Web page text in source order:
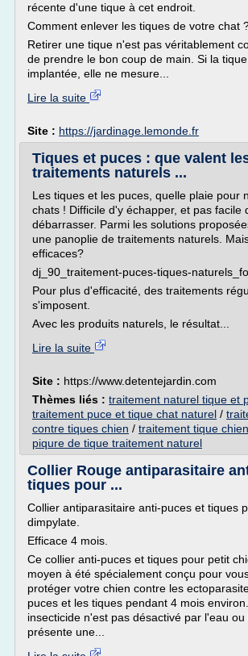
récente d'une tique à cet endroit.
Comment enlever les tiques de votre chat
Retirer une tique n'est pas véritablement
de prendre le bon coup de main. Si la
implantée, elle ne mesure...
Lire la suite
Site : https://jardinage.lemonde.fr
Tiques et puces : que valent
traitements naturels ...
Les tiques et les puces, quelle plaie pour
chats ! Difficile d'y échapper, et pas facile
débarrasser. Parmi les solutions
une panoplie de traitements naturels.
efficaces?
dj_90_traitement-puces-tiques-
Pour plus d'efficacité, des traitements
s'imposent.
Avec les produits naturels, le résultat...
Lire la suite
Site : https://www.detentejardin.com
Thèmes liés : traitement naturel tique et
traitement puce et tique chat naturel /
contre tiques chien / traitement tique
piqure de tique traitement naturel
Collier Rouge antiparasitaire
tiques pour ...
Collier antiparasitaire anti-puces et tiques
dimpylate.
Efficace 4 mois.
Ce collier anti-puces et tiques pour petit
moyen à été spécialement conçu pour
protéger votre chien contre les
puces et les tiques pendant 4 mois
insecticide n'est pas désactivé par l'eau
présente une...